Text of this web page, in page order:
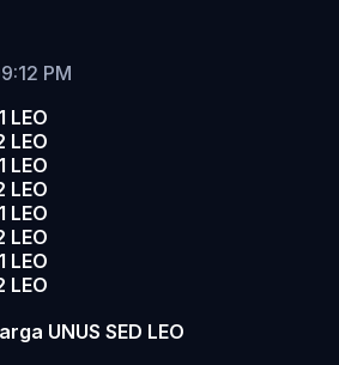
PM
LEO
LEO
LEO
LEO
LEO
LEO
LEO
LEO
UNUS SED LEO